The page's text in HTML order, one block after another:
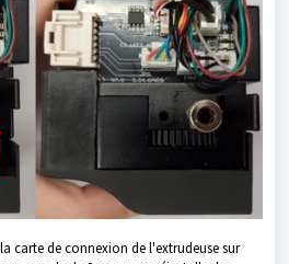
carte de connexion de l'extrudeuse sur